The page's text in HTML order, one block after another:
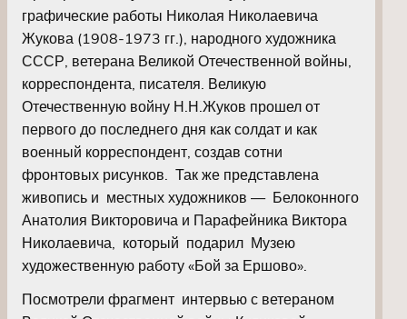
графические работы Николая Николаевича
Жукова (1908-1973 гг.), народного художника
СССР, ветерана Великой Отечественной войны,
корреспондента, писателя. Великую
Отечественную войну Н.Н.Жуков прошел от
первого до последнего дня как солдат и как
военный корреспондент, создав сотни
фронтовых рисунков. Так же представлена
живопись и местных художников — Белоконного
Анатолия Викторовича и Парафейника Виктора
Николаевича, который подарил Музею
художественную работу «Бой за Ершово».
Посмотрели фрагмент интервью с ветераном